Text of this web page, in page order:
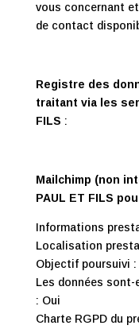
vous concernant
de contact
Registre des
traitant via les
FILS :
Mailchimp (non
PAUL ET FILS
Informations
Localisation
Objectif poursuivi
Les données
: Oui
Charte RGPD du